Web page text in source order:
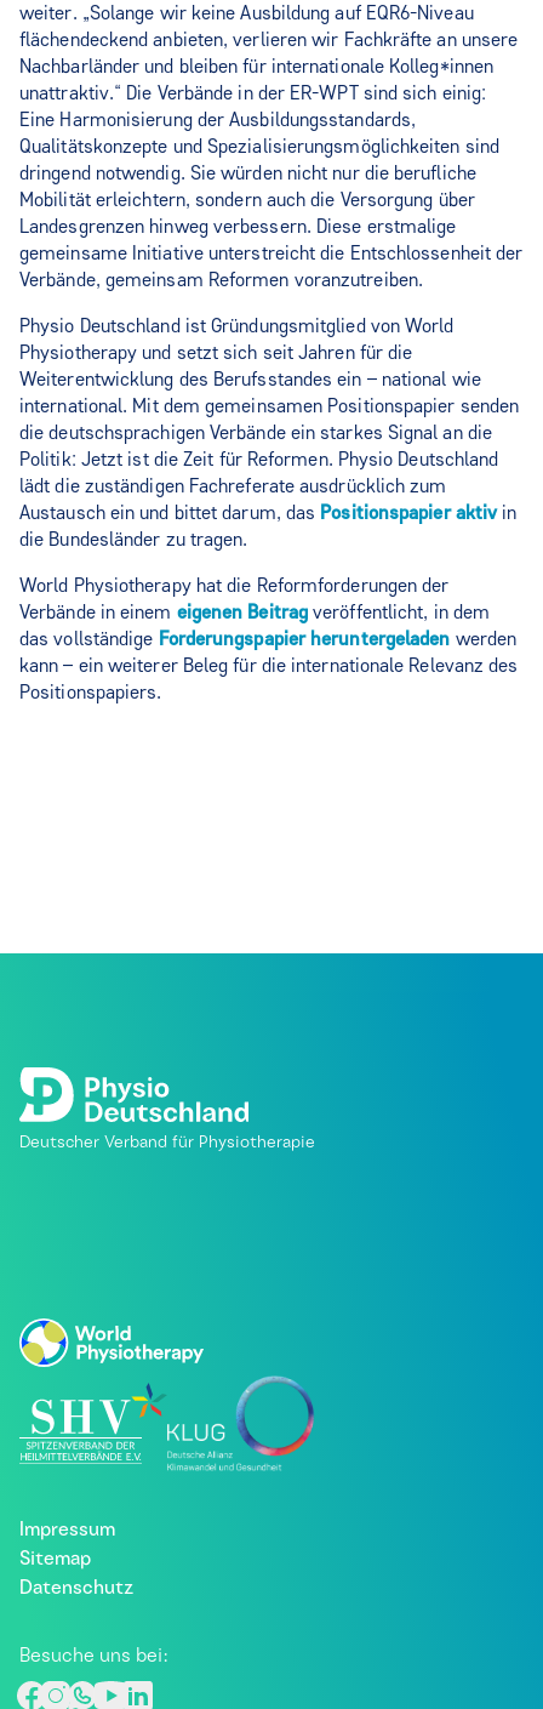
weiter. „Solange wir keine Ausbildung auf EQR6-Niveau
flächendeckend anbieten, verlieren wir Fachkräfte an unsere
Nachbarländer und bleiben für internationale Kolleg*innen
unattraktiv.“ Die Verbände in der ER-WPT sind sich einig:
Eine Harmonisierung der Ausbildungsstandards,
Qualitätskonzepte und Spezialisierungsmöglichkeiten sind
dringend notwendig. Sie würden nicht nur die berufliche
Mobilität erleichtern, sondern auch die Versorgung über
Landesgrenzen hinweg verbessern. Diese erstmalige
gemeinsame Initiative unterstreicht die Entschlossenheit der
Verbände, gemeinsam Reformen voranzutreiben.
Physio Deutschland ist Gründungsmitglied von World
Physiotherapy und setzt sich seit Jahren für die
Weiterentwicklung des Berufsstandes ein – national wie
international. Mit dem gemeinsamen Positionspapier senden
die deutschsprachigen Verbände ein starkes Signal an die
Politik: Jetzt ist die Zeit für Reformen. Physio Deutschland
lädt die zuständigen Fachreferate ausdrücklich zum
Austausch ein und bittet darum, das Positionspapier aktivin
die Bundesländer zu tragen.
World Physiotherapy hat die Reformforderungen der
Verbände in einem eigenen Beitragveröffentlicht, in dem
das vollständige Forderungspapier heruntergeladen werden
kann – ein weiterer Beleg für die internationale Relevanz des
Positionspapiers.
Deutscher Verband für Physiotherapie
Impressum
Sitemap
Datenschutz
Besuche uns bei: